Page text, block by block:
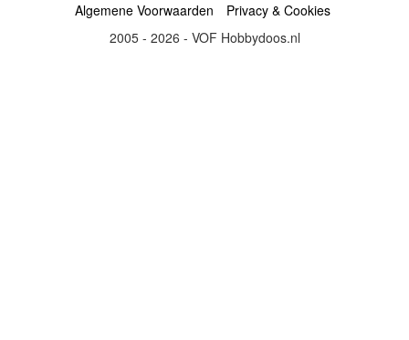
Algemene Voorwaarden
Privacy & Cookies
2005 - 2026 - VOF Hobbydoos.nl